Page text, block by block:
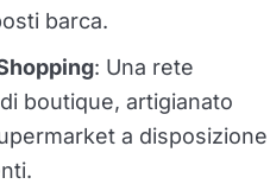
barca.
: Una rete
boutique, artigianato
a disposizione